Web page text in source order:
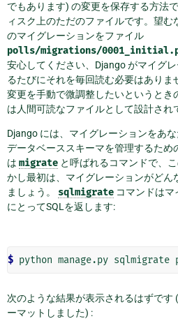
でもあります) の変更を保存する方法
ィスク上のただのファイルです。望
のマイグレーションをファイル
polls/migrations/
安心してください、Django がマイグ
るたびにそれを毎回読む必要はありま
変更を手動で微調整したいというとき
は人間可読なファイルとして設計され
Django には、マイグレーションをあ
データベーススキーマを管理するため
は migrate と呼ばれるコマンドで、
かし最初は、マイグレーションがどん
ましょう。 sqlmigrate コマンドは
にとってSQLを返します:
$ python manage.py sqlmigrate
次のような結果が表示されるはずです
ーマットしました) :